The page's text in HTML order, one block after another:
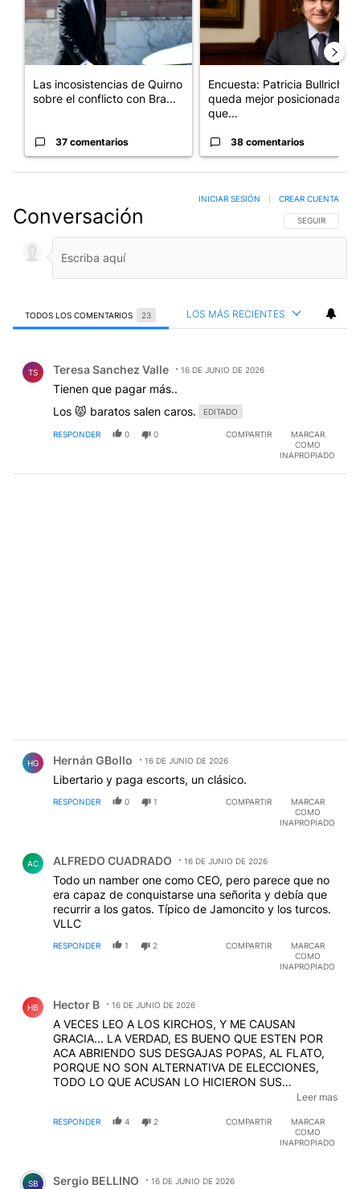
Las incosistencias de Quirno
sobre el conflicto con Bra...
37 comentarios
Encuesta: Patricia Bullrich
queda mejor posicionada
que...
38 comentarios
Conversación SIGA ESTA
SEGUIR
INICIAR SESIÓN CREAR CUENTA
TODOS LOS COMENTARIOS 23 LOS MÁS RECIENTES
TS Teresa Sanchez Valle 16 DE JUNIO DE 2026
Tienen que pagar más..
Los 😾 baratos salen caros.
EDITADO
RESPONDER 0 0 COMPARTIR
MARCAR
COMO
INAPROPIADO
HG Hernán GBollo 16 DE JUNIO DE 2026
Libertario y paga escorts, un clásico.
RESPONDER 0 1 COMPARTIR
MARCAR
COMO
INAPROPIADO
AC ALFREDO CUADRADO 16 DE JUNIO DE 2026
Todo un namber one como CEO, pero parece que no
era capaz de conquistarse una señorita y debía que
recurrir a los gatos. Típico de Jamoncito y los turcos.
VLLC
RESPONDER 1 2 COMPARTIR
MARCAR
COMO
INAPROPIADO
HB Hector B 16 DE JUNIO DE 2026
A VECES LEO A LOS KIRCHOS, Y ME CAUSAN
GRACIA... LA VERDAD, ES BUENO QUE ESTEN POR
ACA ABRIENDO SUS DESGAJAS POPAS, AL FLATO,
PORQUE NO SON ALTERNATIVA DE ELECCIONES,
TODO LO QUE ACUSAN LO HICIERON SUS
DIRIGENTES PREVIAMENTE, Y MILES DE VECES MAS
VAYAN...JAJAJA
Leer mas
RESPONDER 4 2 COMPARTIR
MARCAR
COMO
INAPROPIADO
Comentario de Sergio BELLINO.
SB Sergio BELLINO 16 DE JUNIO DE 2026